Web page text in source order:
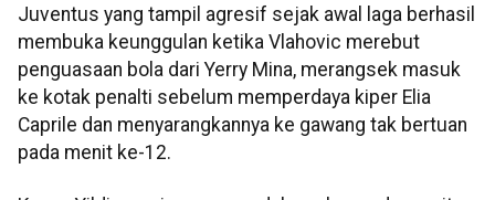
Juventus yang tampil agresif sejak awal laga berhasil
membuka keunggulan ketika Vlahovic merebut
penguasaan bola dari Yerry Mina, merangsek masuk
ke kotak penalti sebelum memperdaya kiper Elia
Caprile dan menyarangkannya ke gawang tak bertuan
pada menit ke-12.